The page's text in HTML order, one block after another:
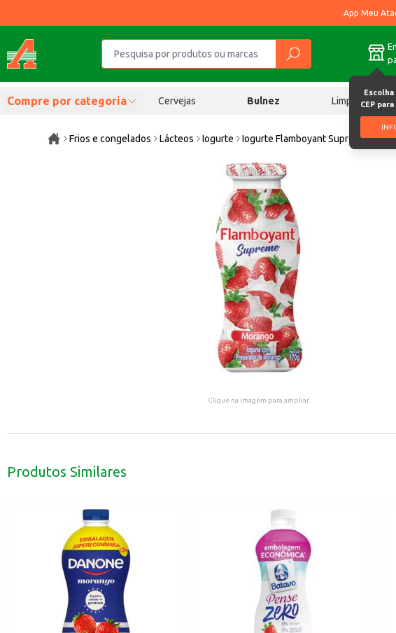
App Meu
CEP
Compre por categoria Cervejas Bulnez Limpeza
Frios e congelados Lácteos Iogurte Iogurte Flamboyant Supreme
Clique na imagem para ampliar.
Produtos Similares